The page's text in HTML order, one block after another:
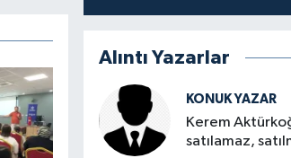
Alıntı Yazarlar
KONUK YAZAR
Kerem
satılamaz,